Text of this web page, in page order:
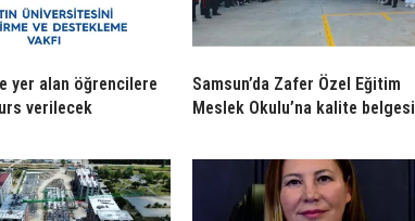
yer alan öğrencilere
verilecek
Samsun’da Zafer Özel Eğitim
Meslek Okulu’na kalite belgesi